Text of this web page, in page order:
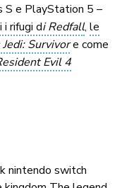
S e PlayStation 5 –
rifugi di Redfall,le
Survivore come
Evil 4
nintendo switch